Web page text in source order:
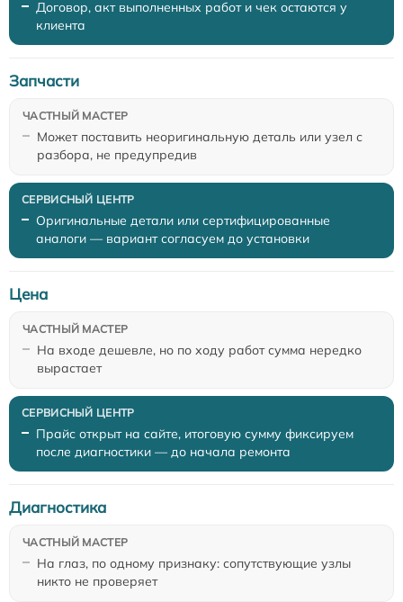
Договор, акт выполненных работ и чек остаются у
клиента
Может поставить неоригинальную деталь или узел с
разбора, не предупредив
Запчасти
Оригинальные детали или сертифицированные
аналоги — вариант согласуем до установки
На входе дешевле, но по ходу работ сумма нередко
вырастает
Цена
Прайс открыт на сайте, итоговую сумму фиксируем
после диагностики — до начала ремонта
На глаз, по одному признаку: сопутствующие узлы
никто не проверяет
Диагностика